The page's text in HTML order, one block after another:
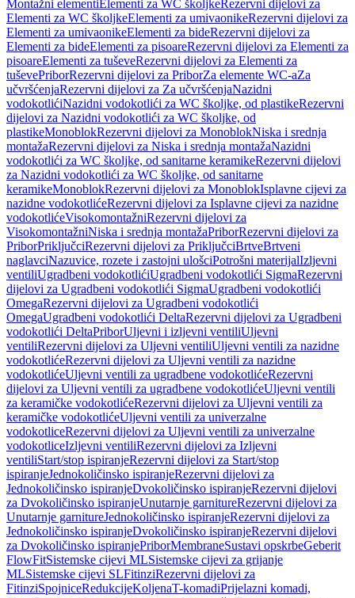
Montažni elementiElementi za WC školjkeRezervni dijelovi za
Elementi za WC školjkeElementi za umivaonikeRezervni dijelovi za
Elementi za umivaonikeElementi za bideRezervni dijelovi za
Elementi za bideElementi za pisoareRezervni dijelovi za Elementi za
pisoareElementi za tuševeRezervni dijelovi za Elementi za
tuševePriborRezervni dijelovi za PriborZa elemente WC-aZa
učvršćenjaRezervni dijelovi za Za učvršćenjaNazidni
vodokotlićiNazidni vodokotlići za WC školjke, od plastikeRezervni
dijelovi za Nazidni vodokotlići za WC školjke, od
plastikeMonoblokRezervni dijelovi za MonoblokNiska i srednja
montažaRezervni dijelovi za Niska i srednja montažaNazidni
vodokotlići za WC školjke, od sanitarne keramikeRezervni dijelovi
za Nazidni vodokotlići za WC školjke, od sanitarne
keramikeMonoblokRezervni dijelovi za MonoblokIsplavne cijevi za
nazidne vodokotlićeRezervni dijelovi za Isplavne cijevi za nazidne
vodokotlićeVisokomontažniRezervni dijelovi za
VisokomontažniNiska i srednja montažaPriborRezervni dijelovi za
PriborPriključciRezervni dijelovi za PriključciBrtveBrtveni
naglavciNazuvice, rozete i zastojni ulošciPotrošni materijalIzljevni
ventiliUgradbeni vodokotlićiUgradbeni vodokotlići SigmaRezervni
dijelovi za Ugradbeni vodokotlići SigmaUgradbeni vodokotlići
OmegaRezervni dijelovi za Ugradbeni vodokotlići
OmegaUgradbeni vodokotlići DeltaRezervni dijelovi za Ugradbeni
vodokotlići DeltaPriborUljevni i izljevni ventiliUljevni
ventiliRezervni dijelovi za Uljevni ventiliUljevni ventili za nazidne
vodokotlićeRezervni dijelovi za Uljevni ventili za nazidne
vodokotlićeUljevni ventili za ugradbene vodokotlićeRezervni
dijelovi za Uljevni ventili za ugradbene vodokotlićeUljevni ventili
za keramičke vodokotlićeRezervni dijelovi za Uljevni ventili za
keramičke vodokotlićeUljevni ventili za univerzalne
vodokotliceRezervni dijelovi za Uljevni ventili za univerzalne
vodokotliceIzljevni ventiliRezervni dijelovi za Izljevni
ventiliStart/stop ispiranjeRezervni dijelovi za Start/stop
ispiranjeJednokoličinsko ispiranjeRezervni dijelovi za
Jednokoličinsko ispiranjeDvokoličinsko ispiranjeRezervni dijelovi
za Dvokoličinsko ispiranjeUnutarnje garnitureRezervni dijelovi za
Unutarnje garnitureJednokoličinsko ispiranjeRezervni dijelovi za
Jednokoličinsko ispiranjeDvokoličinsko ispiranjeRezervni dijelovi
za Dvokoličinsko ispiranjePriborMembraneSustavi opskrbeGeberit
FlowFitSistemske cijevi MLSistemske cijevi za grijanje
MLSistemske cijevi SLFitinziRezervni dijelovi za
FitinziSpojniceRedukcijeKoljenaT-komadiPrijelazni komadi,